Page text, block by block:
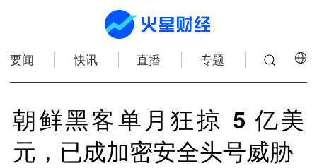
要闻 快讯 直播 专题
朝鲜黑客单月狂掠 5 亿美
元，已成加密安全头号威胁